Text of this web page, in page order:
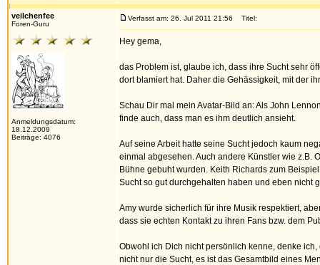
veilchenfee
Foren-Guru
Anmeldungsdatum:
18.12.2009
Beiträge: 4076
Verfasst am: 26. Jul 2011 21:56 Titel:
Hey gema,
das Problem ist, glaube ich, dass ihre Sucht sehr
dort blamiert hat. Daher die Gehässigkeit, mit der
Schau Dir mal mein Avatar-Bild an: Als John
finde auch, dass man es ihm deutlich ansieht.
Auf seine Arbeit hatte seine Sucht jedoch kaum
einmal abgesehen. Auch andere Künstler wie z.B.
Bühne gebuht wurden. Keith Richards zum
Sucht so gut durchgehalten haben und eben nicht
Amy wurde sicherlich für ihre Musik respektiert,
dass sie echten Kontakt zu ihren Fans bzw. dem
Obwohl ich Dich nicht persönlich kenne, denke
nicht nur die Sucht, es ist das Gesamtbild eines